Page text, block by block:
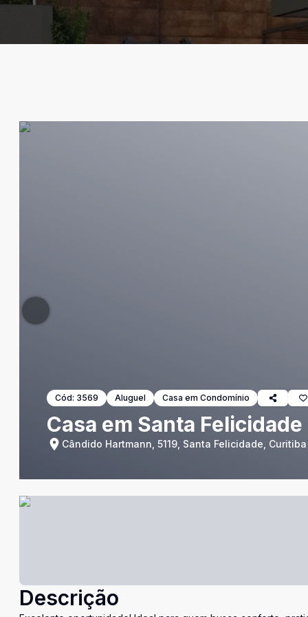
Cód: 3569 Aluguel Casa em Condomínio
Casa em Santa Felicidade
Cândido Hartmann, 5119, Santa Felicidade, Curitiba
Descrição